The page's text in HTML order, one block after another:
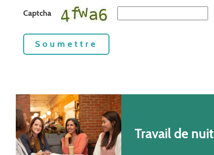
Captcha
Soumettre
Travail de nuit